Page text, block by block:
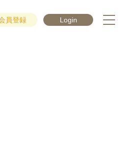
員登録 Login